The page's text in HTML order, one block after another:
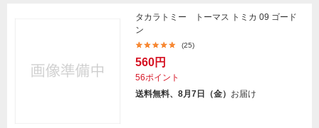
タカラトミー トーマス トミカ 09 ゴード
ン
(25)
560円
56ポイント
送料無料、8月7日（金） お届け